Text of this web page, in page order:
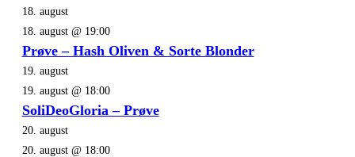
18. august
18. august @ 19:00
Prøve – Hash Oliven & Sorte Blonder
19. august
19. august @ 18:00
SoliDeoGloria – Prøve
20. august
20. august @ 18:00